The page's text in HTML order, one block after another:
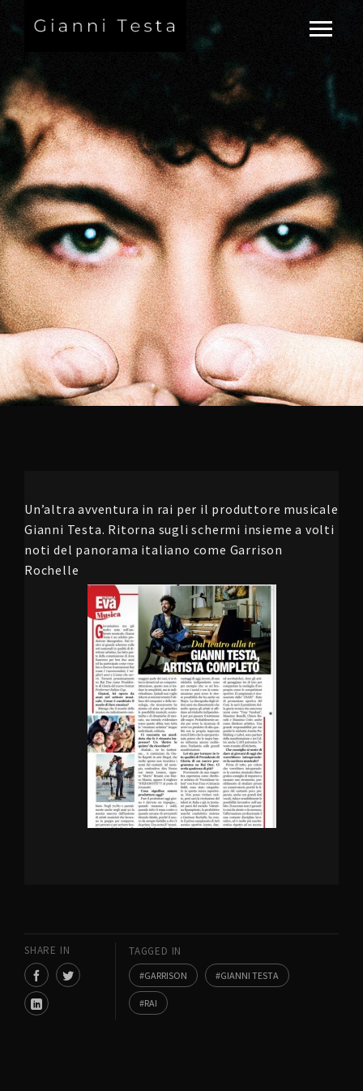
Un’altra avventura in rai per il produttore musicale
Gianni Testa. Ritorna sugli schermi insieme a volti
noti del panorama italiano come Garrison
Rochelle
SHARE IN TAGGED IN
GARRISON GIANNI TESTA
RAI